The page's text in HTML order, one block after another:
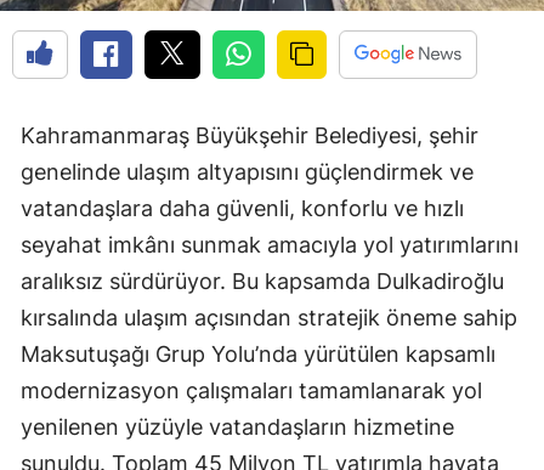
Kahramanmaraş Büyükşehir Belediyesi, şehir
genelinde ulaşım altyapısını güçlendirmek ve
vatandaşlara daha güvenli, konforlu ve hızlı
seyahat imkânı sunmak amacıyla yol yatırımlarını
aralıksız sürdürüyor. Bu kapsamda Dulkadiroğlu
kırsalında ulaşım açısından stratejik öneme sahip
Maksutuşağı Grup Yolu’nda yürütülen kapsamlı
modernizasyon çalışmaları tamamlanarak yol
yenilenen yüzüyle vatandaşların hizmetine
sunuldu. Toplam 45 Milyon TL yatırımla hayata